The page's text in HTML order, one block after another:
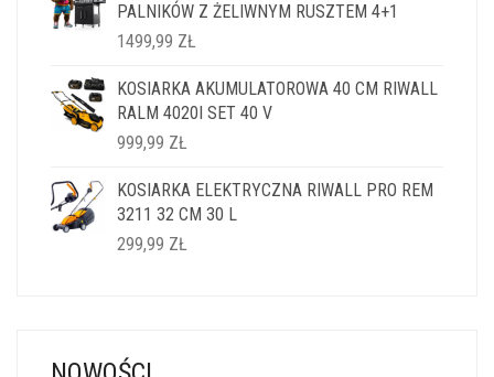
PALNIKÓW Z ŻELIWNYM RUSZTEM 4+1
1499,99 ZŁ
KOSIARKA AKUMULATOROWA 40 CM RIWALL
RALM 4020I SET 40 V
999,99 ZŁ
KOSIARKA ELEKTRYCZNA RIWALL PRO REM
3211 32 CM 30 L
299,99 ZŁ